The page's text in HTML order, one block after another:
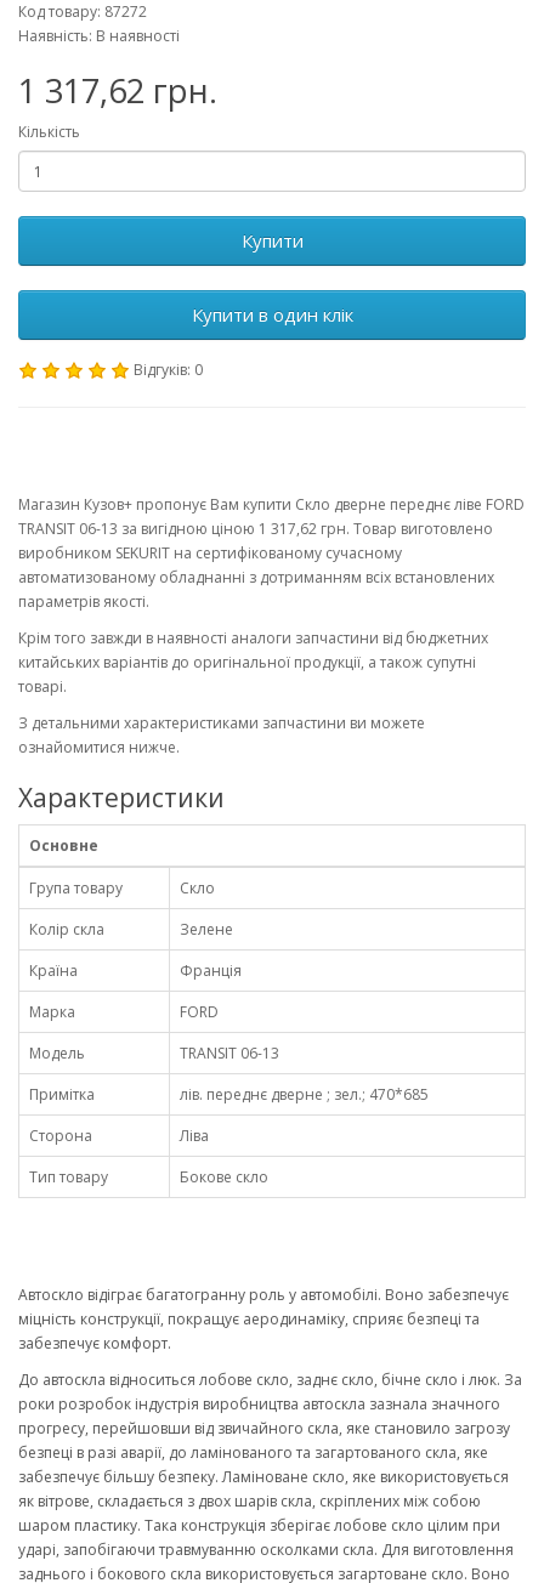
Код товару: 87272
Наявність: В наявності
1 317,62 грн.
Кількість
Купити
Купити в один клік
Відгуків: 0
Магазин Кузов+ пропонує Вам купити Скло дверне переднє ліве FORD
TRANSIT 06-13 за вигідною ціною 1 317,62 грн. Товар виготовлено
виробником SEKURIT на сертифікованому сучасному
автоматизованому обладнанні з дотриманням всіх встановлених
параметрів якості.
Крім того завжди в наявності аналоги запчастини від бюджетних
китайських варіантів до оригінальної продукції, а також супутні
товарі.
З детальними характеристиками запчастини ви можете
ознайомитися нижче.
Характеристики
Основне
Група товару
Скло
Колір скла
Зелене
Країна
Франція
Марка
FORD
Модель
TRANSIT 06-13
Примітка
лів. переднє дверне ; зел.; 470*685
Сторона
Ліва
Тип товару
Бокове скло
Автоскло відіграє багатогранну роль у автомобілі. Воно забезпечує
міцність конструкції, покращує аеродинаміку, сприяє безпеці та
забезпечує комфорт.
До автоскла відноситься лобове скло, заднє скло, бічне скло і люк. За
роки розробок індустрія виробництва автоскла зазнала значного
прогресу, перейшовши від звичайного скла, яке становило загрозу
безпеці в разі аварії, до ламінованого та загартованого скла, яке
забезпечує більшу безпеку. Ламіноване скло, яке використовується
як вітрове, складається з двох шарів скла, скріплених між собою
шаром пластику. Така конструкція зберігає лобове скло цілим при
ударі, запобігаючи травмуванню осколками скла. Для виготовлення
заднього і бокового скла використовується загартоване скло. Воно